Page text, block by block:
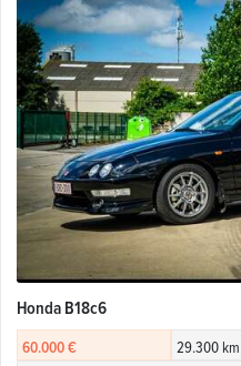
Honda B18c6
60.000 € 29.300 km